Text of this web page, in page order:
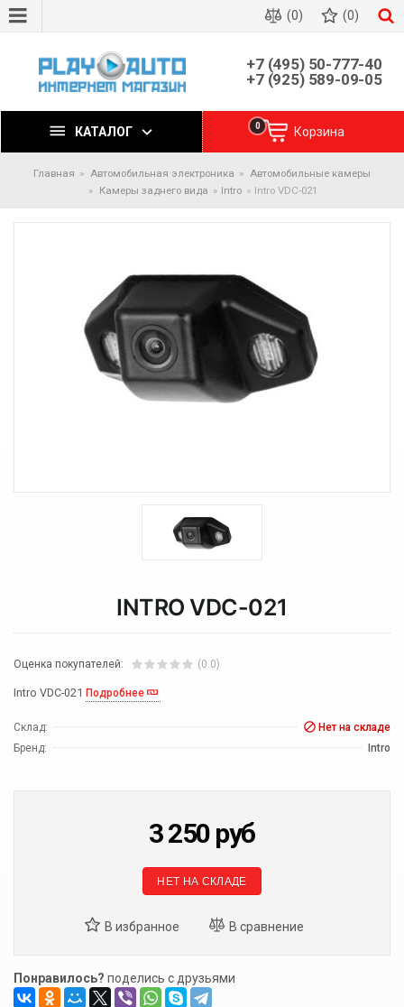
(0) (0)
+7 (495) 50-777-40
+7 (925) 589-09-05
КАТАЛОГ Корзина
0
Главная Автомобильная электроника
Автомобильные камеры
Камеры заднего вида
Intro Intro VDC-021
INTRO VDC-021
Оценка покупателей: (0.0)
Intro VDC-021 Подробнее
Склад:
Нет на складе
Бренд:
Intro
3 250 руб
НЕТ НА СКЛАДЕ
Понравилось? поделись с друзьями